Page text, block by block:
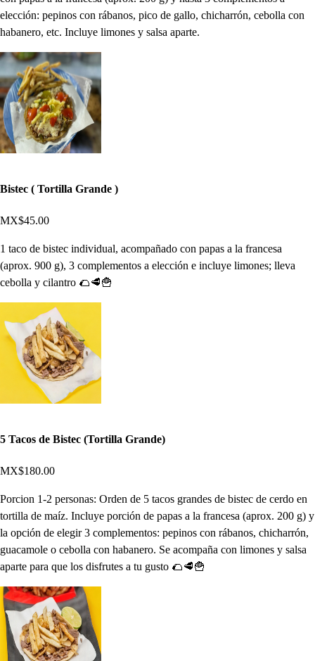
elección: pepinos con rábanos, pico de gallo, chicharrón, cebolla con
habanero, etc. Incluye limones y salsa aparte.
Bistec ( Tortilla Grande )
MX$45.00
1 taco de bistec individual, acompañado con papas a la francesa
(aprox. 900 g), 3 complementos a elección e incluye limones; lleva
cebolla y cilantro 🌮🥩🍟
5 Tacos de Bistec (Tortilla Grande)
MX$180.00
Porcion 1-2 personas: Orden de 5 tacos grandes de bistec de cerdo en
tortilla de maíz. Incluye porción de papas a la francesa (aprox. 200 g) y
la opción de elegir 3 complementos: pepinos con rábanos, chicharrón,
guacamole o cebolla con habanero. Se acompaña con limones y salsa
aparte para que los disfrutes a tu gusto 🌮🥩🍟